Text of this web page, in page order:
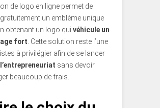
de logo en ligne permet de
un emblème unique
obtenant un logo qui véhicule un
fort . Cette solution reste l’une
à privilégier afin de se lancer
l’entrepreneuriat sans devoir
beaucoup de frais.